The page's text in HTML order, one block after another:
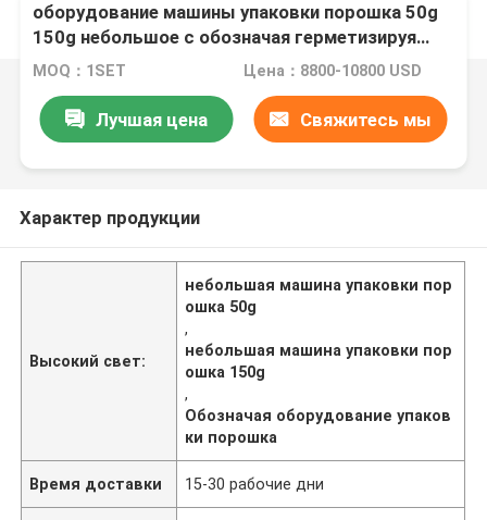
оборудование машины упаковки порошка 50g
150g небольшое с обозначая герметизируя
печатанием даты
MOQ：1SET Цена：8800-10800 USD
Лучшая цена Свяжитесь мы
Характер продукции
Высокий свет:
небольшая машина упаковки пор
ошка 50g
,
небольшая машина упаковки пор
ошка 150g
,
Обозначая оборудование упаков
ки порошка
Время доставки 15-30 рабочие дни